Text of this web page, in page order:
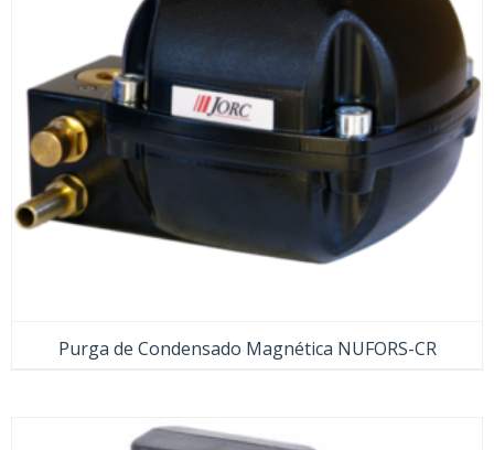
Purga de Condensado Magnética NUFORS-CR